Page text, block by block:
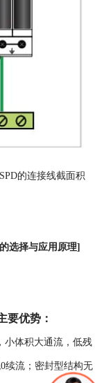
的连接线截面积
选择与应用原理]
要优势：
小体积大通流，低残
续流；密封型结构无